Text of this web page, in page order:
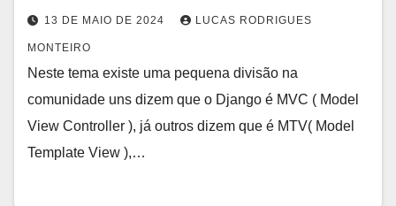
13 DE MAIO DE 2024 LUCAS RODRIGUES
MONTEIRO
Neste tema existe uma pequena divisão na
comunidade uns dizem que o Django é MVC ( Model
View Controller ), já outros dizem que é MTV( Model
Template View ),…